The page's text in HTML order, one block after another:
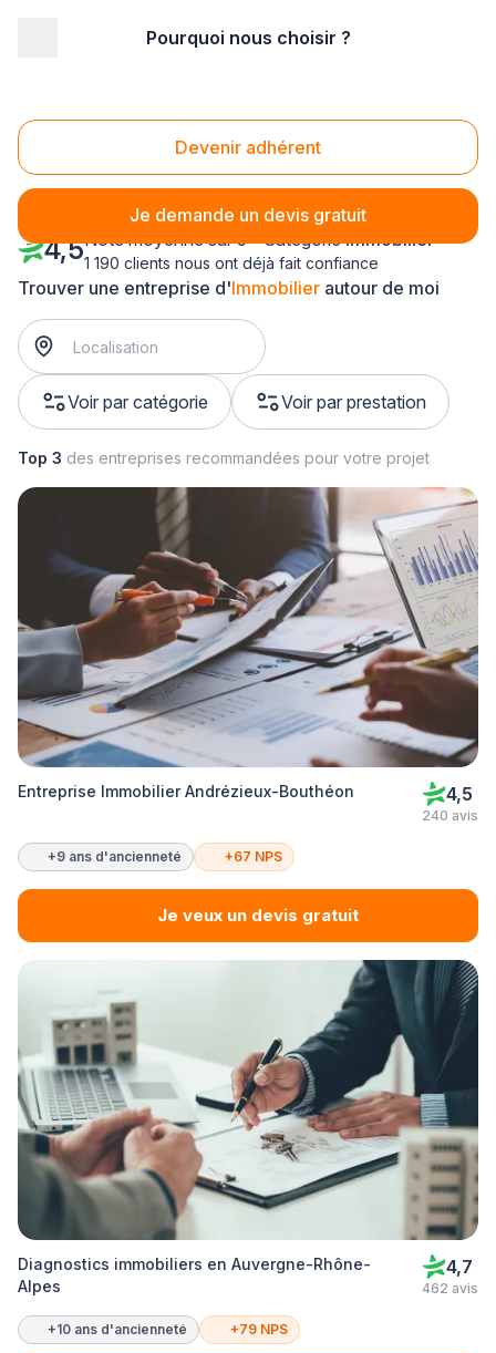
Pourquoi nous choisir ?
Devenir adhérent
Je demande un devis gratuit
Immobilier Rhône-Alpes
Trouver une entreprise d'Immobilier autour de moi
Voir par catégorie Voir par prestation
4,5Note moyenne sur 5 - CatégorieImmobilier
1 190 clients nous ont déjà fait confiance
Top 3 des entreprises recommandées pour votre projet
Entreprise Immobilier Andrézieux-Bouthéon 4,5
240 avis
+9 ans d'ancienneté +67 NPS
Je veux un devis gratuit
Diagnostics immobiliers en Auvergne-Rhône-
Alpes
4,7
462 avis
+10 ans d'ancienneté +79 NPS